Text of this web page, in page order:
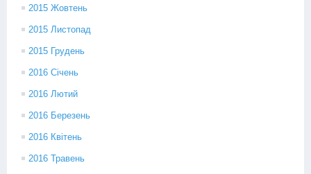
2015 Жовтень
2015 Листопад
2015 Грудень
2016 Січень
2016 Лютий
2016 Березень
2016 Квітень
2016 Травень